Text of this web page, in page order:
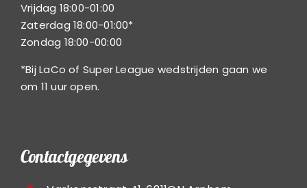
Vrijdag 18:00-01:00
Zaterdag 18:00-01:00*
Zondag 18:00-00:00
*Bij LaCo of Super League wedstrijden gaan we
om 11 uur open.
Contactgegevens